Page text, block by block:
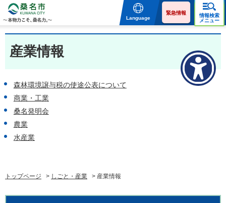
物力こそ、桑名力。
Language
緊急情報
情報検索
メニュー
産業情報
森林環境譲与税の使途公表について
商業・工業
桑名発明会
農業
水産業
トップページ > しごと・産業 > 産業情報